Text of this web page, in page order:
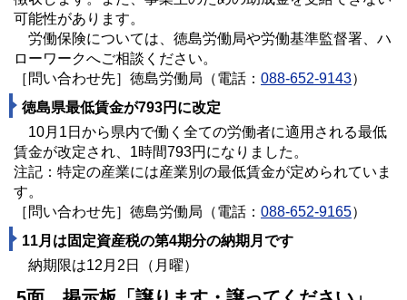
可能性があります。
労働保険については、徳島労働局や労働基準監督署、ハ
ローワークへご相談ください。
［問い合わせ先］徳島労働局（電話： 088-652-9143）
徳島県最低賃金が793円に改定
10月1日から県内で働く全ての労働者に適用される最低
賃金が改定され、1時間793円になりました。
注記：特定の産業には産業別の最低賃金が定められていま
す。
［問い合わせ先］徳島労働局（電話： 088-652-9165）
11月は固定資産税の第4期分の納期月です
納期限は12月2日（月曜）